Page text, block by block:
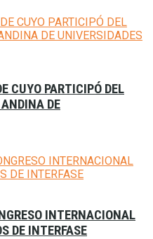
CUYO PARTICIPÓ DEL
DE
INTERNACIONAL
DE INTERFASE